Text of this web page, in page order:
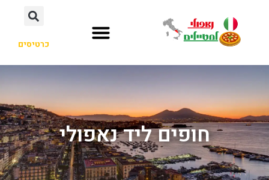
כרטיסים
חופים ליד נאפולי